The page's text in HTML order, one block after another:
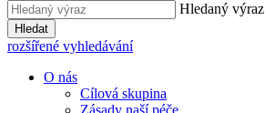
Hledaný výraz
Hledat
rozšířené vyhledávání
O nás
Cílová skupina
Zásady naší péče